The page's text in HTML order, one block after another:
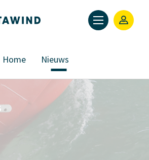
Home Nieuws